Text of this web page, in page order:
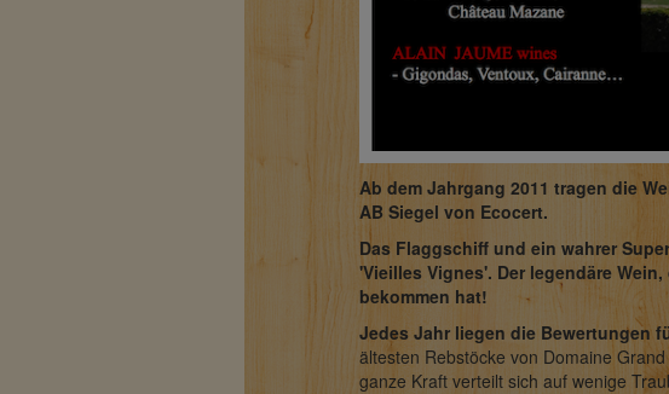
Ab dem Jahrgang 2011 tragen die
AB Siegel von Ecocert.
Das Flaggschiff und ein wahrer
'Vieilles Vignes'. Der legendäre
bekommen hat!
Jedes Jahr liegen die Bewertungen
ältesten Rebstöcke von Domaine
ganze Kraft verteilt sich auf wenige